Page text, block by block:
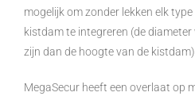
mogelijk om zonder lekken elk
kistdam te integreren (de
zijn dan de hoogte van de
MegaSecur heeft een overlaat op